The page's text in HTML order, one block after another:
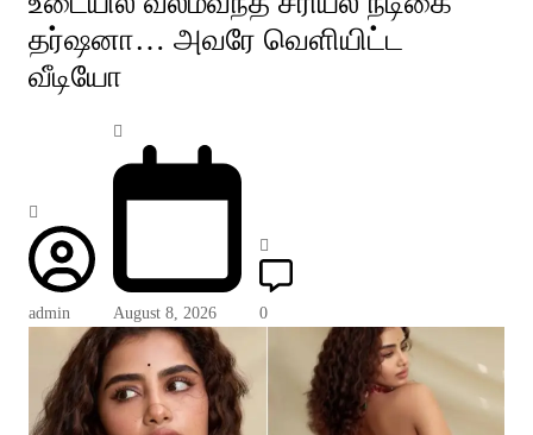
தர்ஷனா… அவரே வெளியிட்ட
வீடியோ
admin August 8, 2026 0